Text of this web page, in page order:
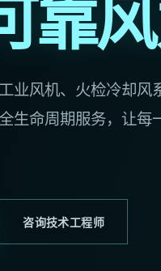
靠
业风机、火检冷却风
生命周期服务，让每
咨询技术工程师